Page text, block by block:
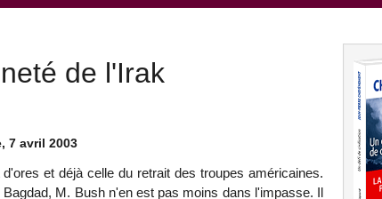
de l'Irak
7 avril 2003
et déjà celle du retrait des troupes américaines.
M. Bush n'en est pas moins dans l'impasse. Il